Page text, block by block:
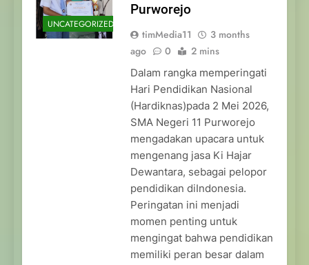
UNCATEGORIZED
Purworejo
timMedia11
3 months
ago
0 2 mins
Dalam rangka memperingati
Hari Pendidikan Nasional
(Hardiknas)pada 2 Mei 2026,
SMA Negeri 11 Purworejo
mengadakan upacara untuk
mengenang jasa Ki Hajar
Dewantara, sebagai pelopor
pendidikan diIndonesia.
Peringatan ini menjadi
momen penting untuk
mengingat bahwa pendidikan
memiliki peran besar dalam